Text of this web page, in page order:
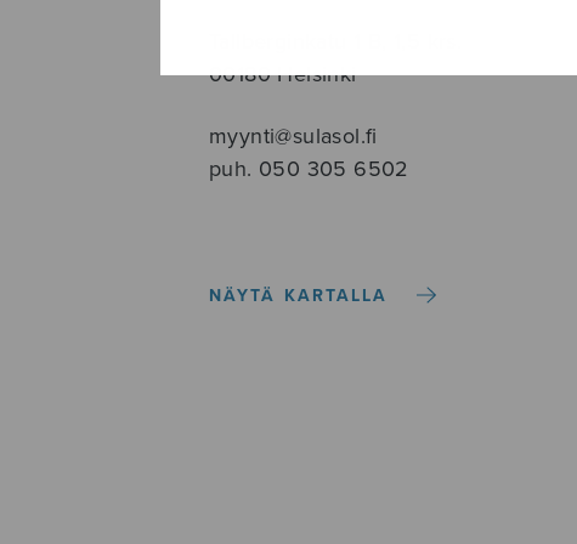
00180 Helsinki
myynti@sulasol.fi
puh. 050 305 6502
NÄYTÄ KARTALLA